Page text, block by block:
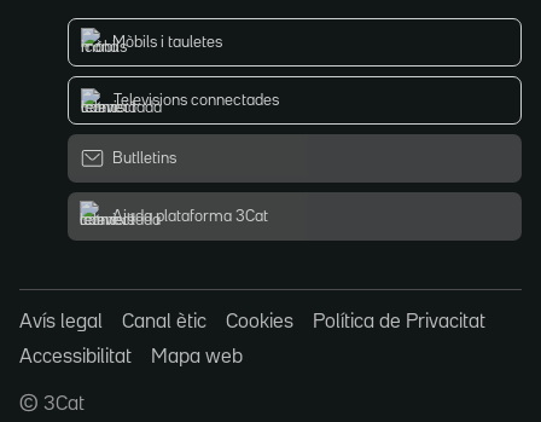
Mòbils i tauletes
Televisions connectades
Butlletins
Ajuda plataforma 3Cat
Avís legal Canal ètic Cookies
Política de Privacitat
Accessibilitat
Mapa web
© 3Cat